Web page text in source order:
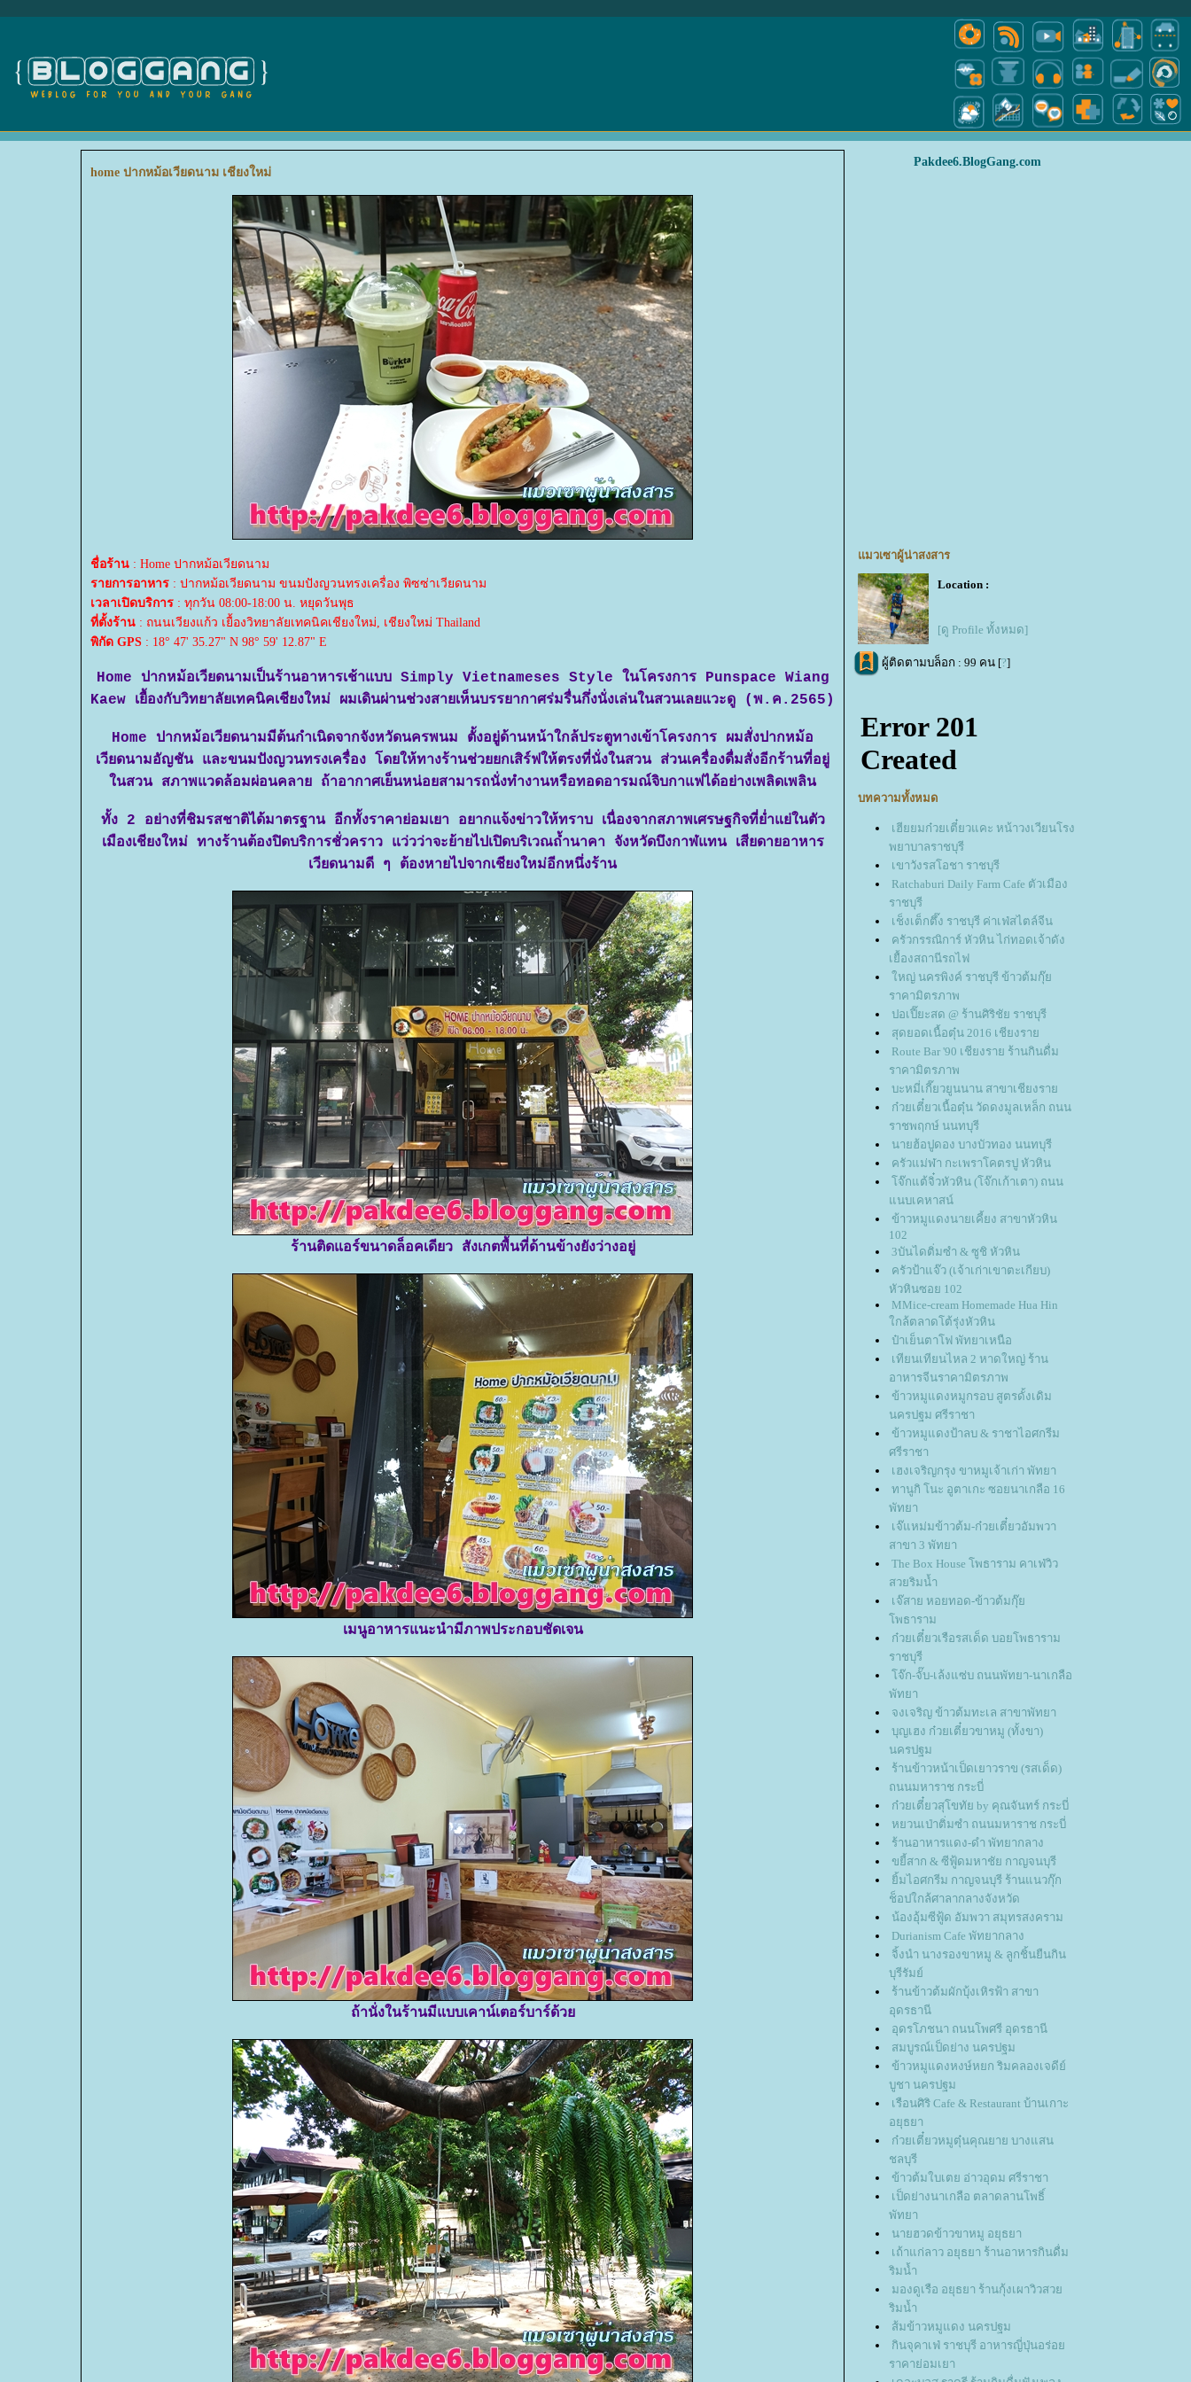
home ปากหม้อเวียดนาม เชียงใหม่
ชื่อร้าน : Home ปากหม้อเวียดนาม
รายการอาหาร : ปากหม้อเวียดนาม ขนมปังญวนทรงเครื่อง พิซซ่าเวียดนาม
เวลาเปิดบริการ : ทุกวัน 08:00-18:00 น. หยุดวันพุธ
ที่ตั้งร้าน : ถนนเวียงแก้ว เยื้องวิทยาลัยเทคนิคเชียงใหม่, เชียงใหม่ Thailand
พิกัด GPS : 18° 47' 35.27" N 98° 59' 12.87" E
Home ปากหม้อเวียดนามเป็นร้านอาหารเช้าแบบ Simply Vietnameses Style ในโครงการ Punspace Wiang
Kaew เยื้องกับวิทยาลัยเทคนิคเชียงใหม่ ผมเดินผ่านช่วงสายเห็นบรรยากาศร่มรื่นกึ่งนั่งเล่นในสวนเลยแวะดู (พ.ค.2565)
Home ปากหม้อเวียดนามมีต้นกำเนิดจากจังหวัดนครพนม ตั้งอยู่ด้านหน้าใกล้ประตูทางเข้าโครงการ ผมสั่งปากหม้อ
เวียดนามอัญชัน และขนมปังญวนทรงเครื่อง โดยให้ทางร้านช่วยยกเสิร์ฟให้ตรงที่นั่งในสวน ส่วนเครื่องดื่มสั่งอีกร้านที่อยู่
นสวน สภาพแวดล้อมผ่อนคลาย ถ้าอากาศเย็นหน่อยสามารถนั่งทำงานหรือทอดอารมณ์จิบกาแฟได้อย่างเพลิดเพลิน
ทั้ง 2 อย่างที่ชิมรสชาติได้มาตรฐาน อีกทั้งราคาย่อมเยา อยากแจ้งข่าวให้ทราบ เนื่องจากสภาพเศรษฐกิจที่ย่ำแย่ในตัว
เมืองเชียงใหม่ ทางร้านต้องปิดบริการชั่วคราว แว่วว่าจะย้ายไปเปิดบริเวณถ้ำนาคา จังหวัดบึงกาฬแทน เสียดายอาหาร
เวียดนามดี ๆ ต้องหายไปจากเชียงใหม่อีกหนึ่งร้าน
ร้านติดแอร์ขนาดล็อคเดียว สังเกตพื้นที่ด้านข้างยังว่างอยู่
เมนูอาหารแนะนำมีภาพประกอบชัดเจน
ถ้านั่งในร้านมีแบบเคาน์เตอร์บาร์ด้ว
Pakdee6.BlogGang.com
มวเซาผู้น่าสงสาร
Location :
[ดู Profile ทั้งหมด]
ผู้ติดตามบล็อก : 99 คน [?]
บทความทั้งหมด
เฮียยมก๋วยเตี๋ยวแคะ หน้าวงเวียนโรง
พยาบาลราชบุรี
เขาวังรสโอชา ราชบุรี
Ratchaburi Daily Farm Cafe ตัวเมือง
ราชบุรี
เช็งเต็กตึ๊ง ราชบุรี ค่าเฟ่สไตล์จีน
ครัวกรรณิการ์ หัวหิน ไก่ทอดเจ้าดัง
เยื้องสถานีรถไฟ
หญ่ นครพิงค์ ราชบุรี ข้าวต้มกุ๊
ราคามิตรภาพ
ปอเปี๊ยะสด @ ร้านศิริชัย ราชบุรี
สุดยอดเนื้อตุ๋น 2016 เชียงรา
Route Bar '90 เชียงราย ร้านกินดื่ม
ราคามิตรภาพ
บะหมี่เกี๊ยวยูนนาน สาขาเชียงรา
ก๋วยเตี๋ยวเนื้อตุ๋น วัดดงมูลเหล็ก ถนน
ราชพฤกษ์ นนทบุรี
นายฮ้อปูดอง บางบัวทอง นนทบุรี
ครัวแม่ฬา กะเพราโคตรปู หัวหิน
จ๊กแต้จิ๋วหัวหิน (โจ๊กเก้าเตา) ถนน
นบเคหาสน์
ข้าวหมูแดงนายเคี้ยง สาขาหัวหิน
102
3บันไดติ่มซำ & ซูชิ หัวหิน
ครัวป้าแจ๊ว (เจ้าเก่าเขาตะเกียบ)
หัวหินซอย 102
MMice-cream Homemade Hua Hin
กล้ตลาดโต้รุ่งหัวหิน
ป๋าเย็นตาโฟ พัทยาเหนือ
เทียนเทียนไหล 2 หาดใหญ่ ร้าน
อาหารจีนราคามิตรภาพ
ข้าวหมูแดงหมูกรอบ สูตรดั้งเดิม
นครปฐม ศรีราชา
ข้าวหมูแดงป้าลบ & ราชาไอศกรีม
ศรีราชา
เฮงเจริญกรุง ขาหมูเจ้าเก่า พัทยา
ทานูกิ โนะ อูตาเกะ ซอยนาเกลือ 16
พัทยา
เจ๊แหม่มข้าวต้ม-ก๋วยเตี๋ยวอัมพวา
สาขา 3 พัทยา
The Box House โพธาราม คาเฟ่วิว
สวยริมน้ำ
เจ๊สาย หอยทอด-ข้าวต้มกุ๊
พธาราม
ก๋วยเตี๋ยวเรือรสเด็ด บอยโพธาราม
ราชบุรี
จ๊ก-จั๊บ-เล้งแซ่บ ถนนพัทยา-นาเกลือ
พัทยา
จงเจริญ ข้าวต้มทะเล สาขาพัทยา
บุญเฮง ก๋วยเตี๋ยวขาหมู (ทั้งขา)
นครปฐม
ร้านข้าวหน้าเป็ดเยาวราข (รสเด็ด)
ถนนมหาราช กระบี่
ก๋วยเตี๋ยวสุโขทัย by คุณจันทร์ กระบี่
หยวนเป่าติ่มซำ ถนนมหาราช กระบี่
ร้านอาหารแดง-ดำ พัทยากลาง
ขยี้สาก & ซีฟู้ดมหาชัย กาญจนบุรี
ิ้มไอศกรีม กาญจนบุรี ร้านแนวกุ๊ก
ช็อปใกล้ศาลากลางจังหวัด
น้องอุ้มซีฟู้ด อัมพวา สมุทรสงคราม
Durianism Cafe พัทยากลาง
จิ้งนำ นางรองขาหมู & ลูกชิ้นยืนกิน
บุรีรัมย์
ร้านข้าวต้มผักบุ้งเหิรฟ้า สาขา
อุดรธานี
อุดรโภชนา ถนนโพศรี อุดรธานี
สมบูรณ์เป็ดย่าง นครปฐม
ข้าวหมูแดงหงษ์หยก ริมคลองเจดีย์
บูชา นครปฐม
เรือนศิริ Cafe & Restaurant บ้านเกาะ
อยุธยา
ก๋วยเตี๋ยวหมูตุ๋นคุณยาย บางแสน
ชลบุรี
ข้าวต้มใบเตย อ่าวอุดม ศรีราชา
เป็ดย่างนาเกลือ ตลาดลานโพธิ์
พัทยา
นายฮวดข้าวขาหมู อยุธยา
เถ้าแก่ลาว อยุธยา ร้านอาหารกินดื่ม
ริมน้ำ
มองดูเรือ อยุธยา ร้านกุ้งเผาวิวสว
ริมน้ำ
ส้มข้าวหมูแดง นครปฐม
กินจุคาเฟ่ ราชบุรี อาหารญี่ปุ่นอร่อ
ราคาย่อมเยา